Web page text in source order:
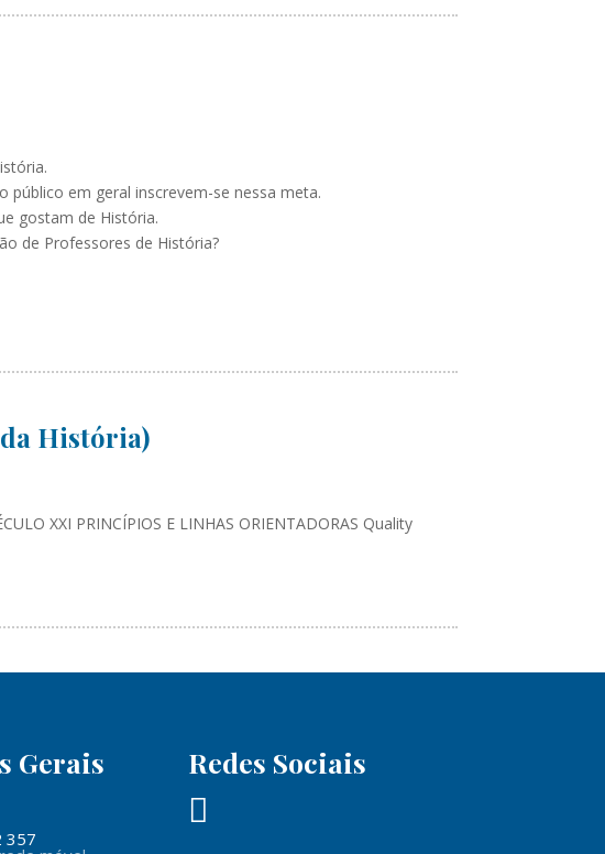
público em geral inscrevem-se nessa meta.
gostam de História.
de Professores de História?
História)
XXI PRINCÍPIOS E LINHAS ORIENTADORAS Quality
Gerais
357
Redes Sociais
